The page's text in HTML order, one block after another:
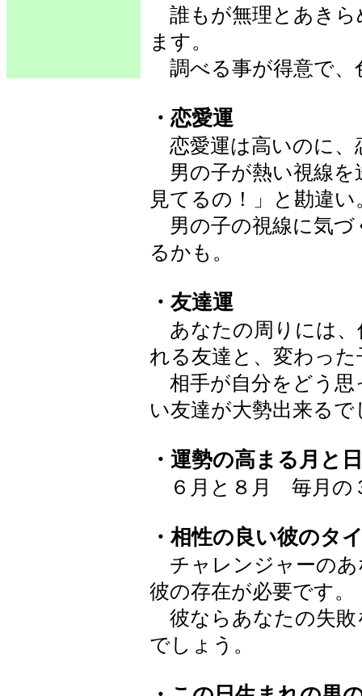
誰もが無理とあきら
ます。
調べる事が得意で、
・恋愛運
恋愛運は高いのに、
男の子が熱い視線を
見てるの！」と勘違い
男の子の視線に気づ
るかも。
・友達運
あなたの周りには、
れる友達と、変わっ
相手が自分をどう思
い友達が大勢出来るで
・運勢の高まる月と
６月と８月 毎月の
・相性の良い彼のタ
チャレンジャーのあ
彼の存在が必要です。
彼ならあなたの失敗
でしょう。